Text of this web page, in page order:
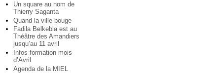
Un square au nom de
Thierry Saganta
Quand la ville bouge
Fadila Belkebla est au
Théâtre des Amandiers
jusqu’au 11 avril
Infos formation mois
d’Avril
Agenda de la MIEL